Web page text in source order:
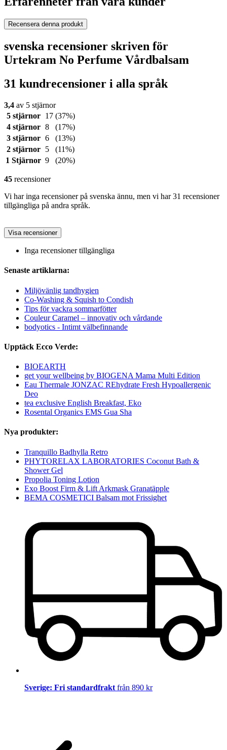
Recensera denna produkt
svenska recensioner skriven för
Urtekram No Perfume Vårdbalsam
31 kundrecensioner i alla språk
3,4 av 5 stjärnor
5 stjärnor
17 (37%)
4 stjärnor 8
(17%)
3 stjärnor 6
(13%)
2 stjärnor
5
(11%)
1 Stjärnor 9 (20%)
45 recensioner
Vi har inga recensioner på svenska ännu, men vi har 31 recensioner
tillgängliga på andra språk.
Visa recensioner
Inga recensioner tillgängliga
Senaste artiklarna:
Miljövänlig tandhygien
Co-Washing & Squish to Condish
Tips för vackra sommarfötter
Couleur Caramel – innovativ och vårdande
bodyotics - Intimt välbefinnande
Upptäck Ecco Verde:
BIOEARTH
get your wellbeing by BIOGENA Mama Multi Edition
Eau Thermale JONZAC REhydrate Fresh Hypoallergenic
Deo
tea exclusive English Breakfast, Eko
Rosental Organics EMS Gua Sha
Nya produkter:
Tranquillo Badhylla Retro
PHYTORELAX LABORATORIES Coconut Bath &
Shower Gel
Propolia Toning Lotion
Exo Boost Firm & Lift Arkmask Granatäpple
BEMA COSMETICI Balsam mot Frissighet
Sverige: Fri standardfrakt från 890 kr